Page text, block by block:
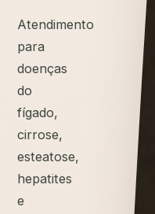
Atendimento
para
doenças
do
fígado,
cirrose,
esteatose,
hepatites
e